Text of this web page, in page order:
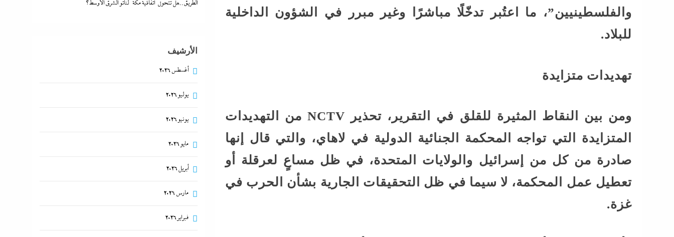
والفلسطينيين”، ما اعتُبر تدخّلًا مباشرًا وغير مبرر في الشؤون الداخلية
للبلاد.
تهديدات متزايدة
ومن بين النقاط المثيرة للقلق في التقرير، تحذير NCTV من التهديدات
المتزايدة التي تواجه المحكمة الجنائية الدولية في لاهاي، والتي قال إنها
صادرة من كل من إسرائيل والولايات المتحدة، في ظل مساعٍ لعرقلة أو
تعطيل عمل المحكمة، لا سيما في ظل التحقيقات الجارية بشأن الحرب في
غزة.
الطريق..هل تتحول”اتفاقية مكة” لناتو الشرق الأوسط؟
الأرشيف
أغسطس 2026
يوليو 2026
يونيو 2026
مايو 2026
أبريل 2026
مارس 2026
فبراير 2026